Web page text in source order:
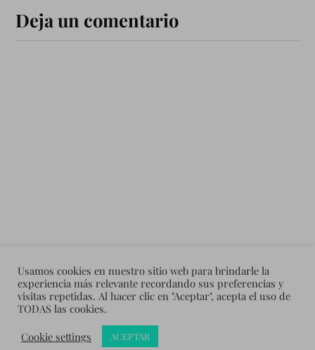
Deja un comentario
CREADO CON WORDPRESS
Usamos cookies en nuestro sitio web para brindarle la
experiencia más relevante recordando sus preferencias y
visitas repetidas. Al hacer clic en "Aceptar", acepta el uso de
TODAS las cookies.
Cookie settings
ACEPTAR